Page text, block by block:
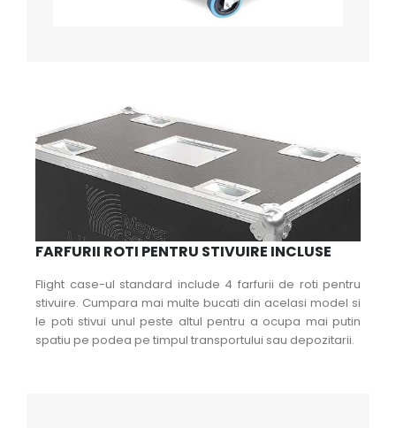
FARFURII ROTI PENTRU STIVUIRE INCLUSE
Flight case-ul standard include 4 farfurii de roti pentru
stivuire. Cumpara mai multe bucati din acelasi model si
le poti stivui unul peste altul pentru a ocupa mai putin
spatiu pe podea pe timpul transportului sau depozitarii.